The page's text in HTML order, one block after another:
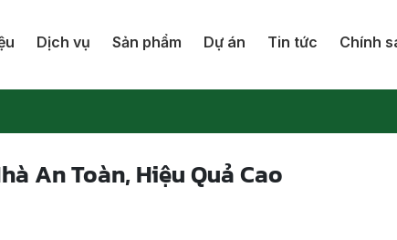
Dịch vụ Sản phẩm Dự án Tin tức Chính
An Toàn, Hiệu Quả Cao